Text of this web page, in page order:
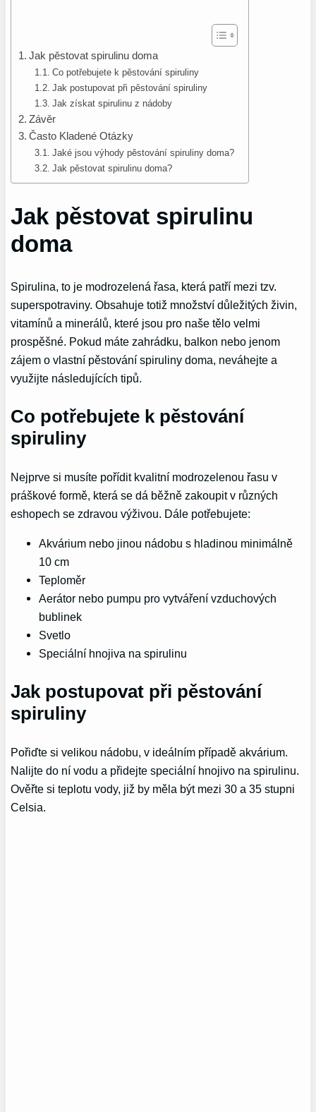
Jak pěstovat spirulinu doma
Co potřebujete k pěstování spiruliny
Jak postupovat při pěstování spiruliny
Jak získat spirulinu z nádoby
Závěr
Často Kladené Otázky
Jaké jsou výhody pěstování spiruliny doma?
Jak pěstovat spirulinu doma?
Jak pěstovat spirulinu
doma
Spirulina, to je modrozelená řasa, která patří mezi tzv.
superspotraviny. Obsahuje totiž množství důležitých živin,
vitamínů a minerálů, které jsou pro naše tělo velmi
prospěšné. Pokud máte zahrádku, balkon nebo jenom
zájem o vlastní pěstování spiruliny doma, neváhejte a
využijte následujících tipů.
Co potřebujete k pěstování
spiruliny
Nejprve si musíte pořídit kvalitní modrozelenou řasu v
práškové formě, která se dá běžně zakoupit v různých
eshopech se zdravou výživou. Dále potřebujete:
Akvárium nebo jinou nádobu s hladinou minimálně
10 cm
Teploměr
Aerátor nebo pumpu pro vytváření vzduchových
bublinek
Svetlo
Speciální hnojiva na spirulinu
Jak postupovat při pěstování
spiruliny
Pořiďte si velikou nádobu, v ideálním případě akvárium.
Nalijte do ní vodu a přidejte speciální hnojivo na spirulinu.
Ověřte si teplotu vody, již by měla být mezi 30 a 35 stupni
Celsia.